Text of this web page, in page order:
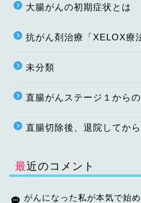
大腸がんの初期症状とは
抗がん剤治療「XELOX療
未分類
直腸がんステージ１から
直腸切除後、退院してか
最近のコメント
がんになった私が本気で始